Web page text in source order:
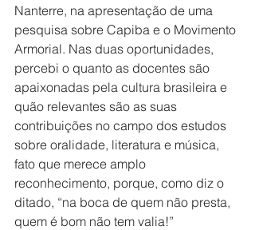
Nanterre, na apresentação de uma
pesquisa sobre Capiba e o Movimento
Armorial. Nas duas oportunidades,
percebi o quanto as docentes são
apaixonadas pela cultura brasileira e
quão relevantes são as suas
contribuições no campo dos estudos
sobre oralidade, literatura e música,
fato que merece amplo
reconhecimento, porque, como diz o
ditado, “na boca de quem não presta,
quem é bom não tem valia!”